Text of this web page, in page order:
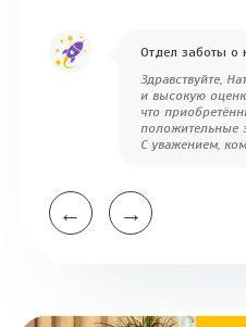
Отдел заботы о
Здравствуйте,
и высокую
что
положительные
С уважением,
← →